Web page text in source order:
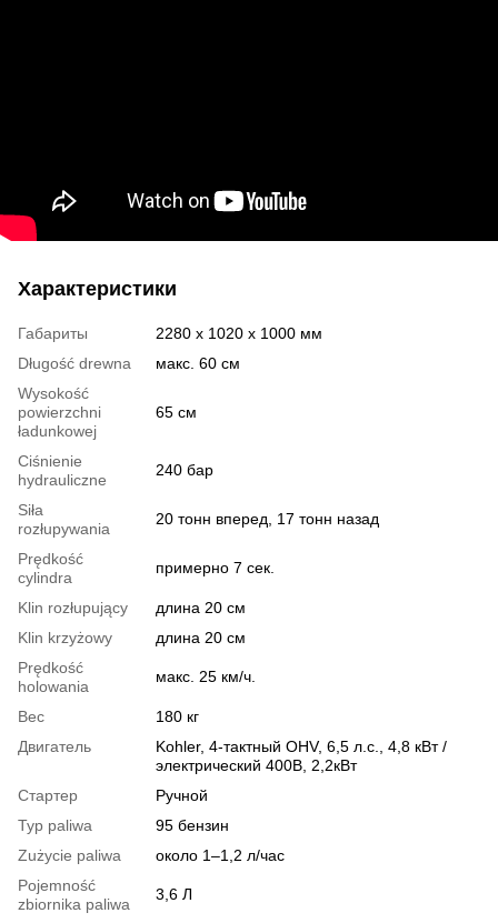
Характеристики
Габариты
2280 x 1020 x 1000 мм
Długość drewna
макс. 60 см
Wysokość
powierzchni
ładunkowej
65 см
Ciśnienie
hydrauliczne
240 бар
Siła
rozłupywania
20 тонн вперед, 17 тонн назад
Prędkość
cylindra
примерно 7 сек.
Klin rozłupujący
длина 20 см
Klin krzyżowy
длина 20 см
Prędkość
holowania
макс. 25 км/ч.
Вес
180 кг
Двигатель
Kohler, 4-тактный OHV, 6,5 л.с., 4,8 кВт /
электрический 400В, 2,2кВт
Стартер
Ручной
Typ paliwa
95 бензин
Zużycie paliwa
около 1–1,2 л/час
Pojemność
zbiornika paliwa
3,6 Л